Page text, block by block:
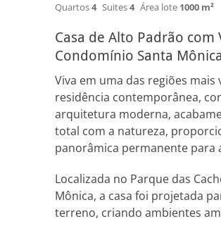
Quartos4 Suites4 Área lote 1000 m²
Casa de Alto Padrão
Condomínio Santa Mônica
Viva em uma das regiões mais
residência contemporânea,
arquitetura moderna,
total com a natureza,
panorâmica permanente para
Localizada no Parque das
Mônica, a casa foi projetada
terreno, criando ambientes